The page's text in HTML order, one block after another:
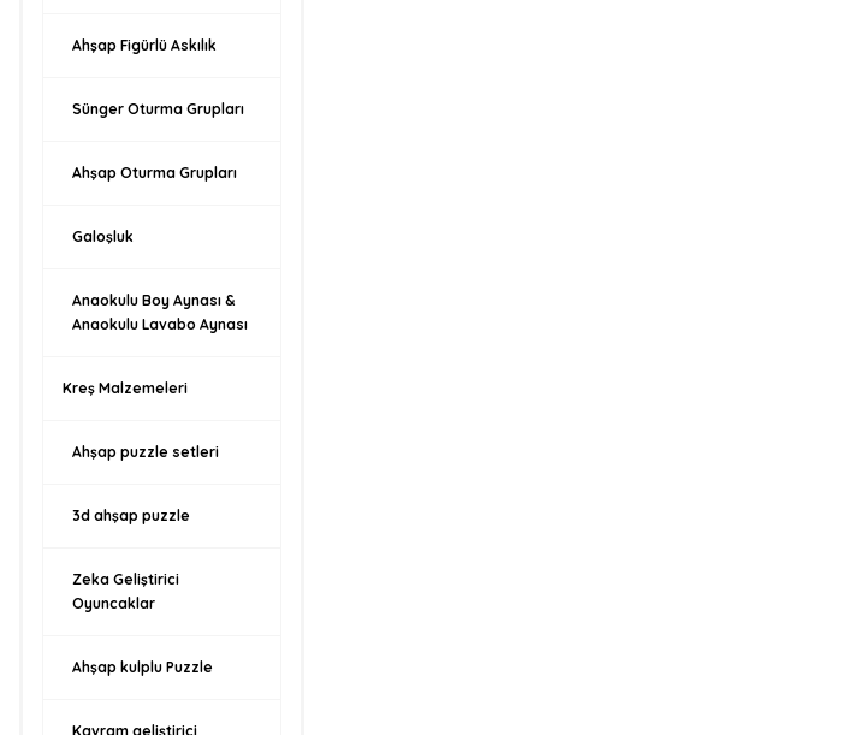
Ahşap Figürlü Askılık
Sünger Oturma Grupları
Ahşap Oturma Grupları
Galoşluk
Anaokulu Boy Aynası &
Anaokulu Lavabo Aynası
Kreş Malzemeleri
Ahşap puzzle setleri
3d ahşap puzzle
Zeka Geliştirici
Oyuncaklar
Ahşap kulplu Puzzle
Kavram geliştirici